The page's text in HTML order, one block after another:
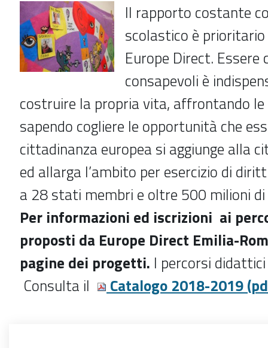
Il rapporto costante
scolastico è
Europe Direct.
consapevoli è
costruire la propria vita, affrontando
sapendo cogliere le opportunità che
cittadinanza europea si aggiunge alla
ed allarga l’ambito per esercizio di
a 28 stati membri e oltre 500 milioni
Per informazioni ed iscrizioni ai
proposti da Europe Direct Emilia-
pagine dei progetti. I percorsi
Consulta il
Catalogo 2018-2019